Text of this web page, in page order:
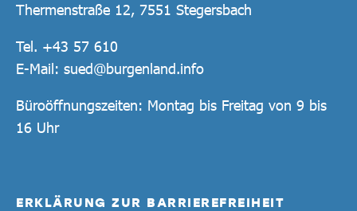
Thermenstraße 12, 7551 Stegersbach
Tel. +43 57 610
E-Mail: sued@burgenland.info
Büroöffnungszeiten: Montag bis Freitag von 9 bis
16 Uhr
ERKLÄRUNG ZUR BARRIEREFREIHEIT